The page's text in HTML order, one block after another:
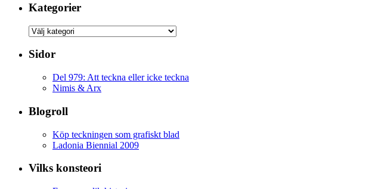
Kategorier
Kategorier
Sidor
Del 979: Att teckna eller icke teckna
Nimis & Arx
Blogroll
Köp teckningen som grafiskt blad
Ladonia Biennial 2009
Vilks konsteori